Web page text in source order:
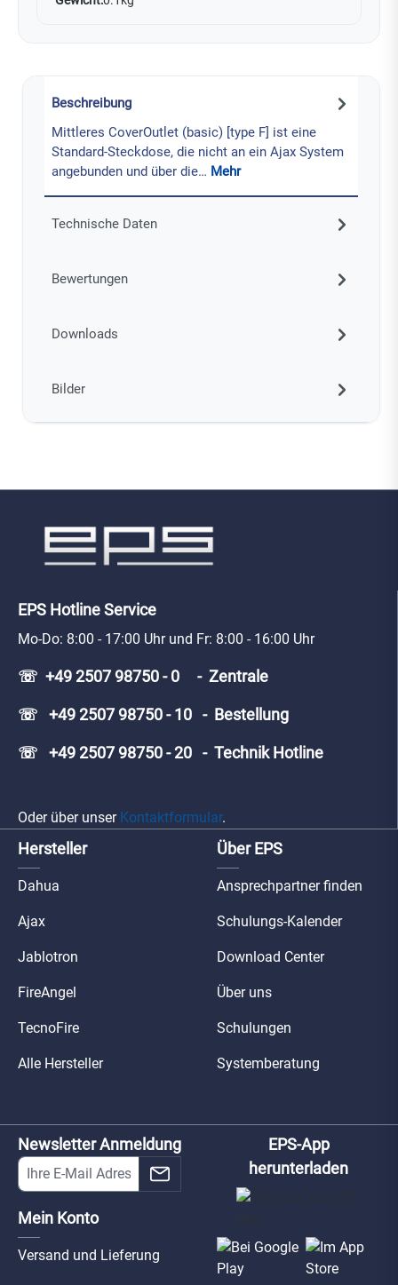
Beschreibung
Mittleres CoverOutlet (basic) [type F] ist eine
Standard-Steckdose, die nicht an ein Ajax System
angebunden und über die… Mehr
Technische Daten
Bewertungen
Downloads
Bilder
EPS Hotline Service
Mo-Do: 8:00 - 17:00 Uhr und Fr: 8:00 - 16:00 Uhr
☏ +49 2507 98750 - 0 - Zentrale
☏ +49 2507 98750 - 10 - Bestellung
☏ +49 2507 98750 - 20 - Technik Hotline
Oder über unser Kontaktformular.
Hersteller
Dahua
Ajax
Jablotron
FireAngel
TecnoFire
Alle Hersteller
Über EPS
Ansprechpartner finden
Schulungs-Kalender
Download Center
Über uns
Schulungen
Systemberatung
Newsletter Anmeldung
Mein Konto
Versand und Lieferung
EPS-App
herunterladen